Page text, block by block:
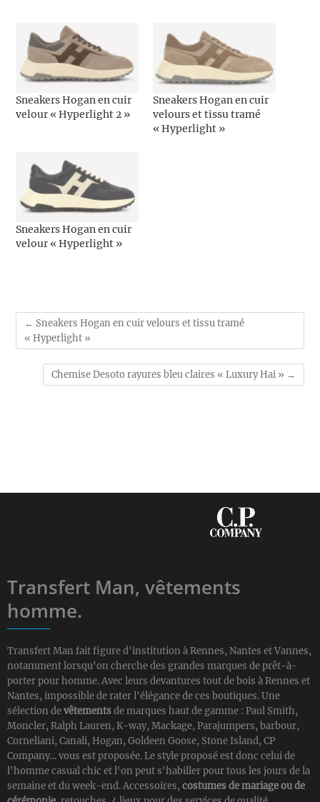
Sneakers Hogan en cuir
velour « Hyperlight 2 »
Sneakers Hogan en cuir
velours et tissu tramé
« Hyperlight »
Sneakers Hogan en cuir
velour « Hyperlight »
← Sneakers Hogan en cuir velours et tissu tramé
« Hyperlight »
Chemise Desoto rayures bleu claires « Luxury Hai » →
Transfert Man, vêtements
homme.
Transfert Man fait figure d'institution à Rennes, Nantes et Vannes,
notamment lorsqu'on cherche des grandes marques de prêt-à-
porter pour homme. Avec leurs devantures tout de bois à Rennes et
Nantes, impossible de rater l'élégance de ces boutiques. Une
sélection devêtementsde marques haut de gamme : Paul Smith,
Moncler, Ralph Lauren, K-way, Mackage, Parajumpers, barbour,
Corneliani, Canali, Hogan, Goldeen Goose, Stone Island, CP
Company... vous est proposée. Le style proposé est donc celui de
l'homme casual chic et l'on peut s'habiller pour tous les jours de la
semaine et du week-end. Accessoires, costumes de mariage ou de